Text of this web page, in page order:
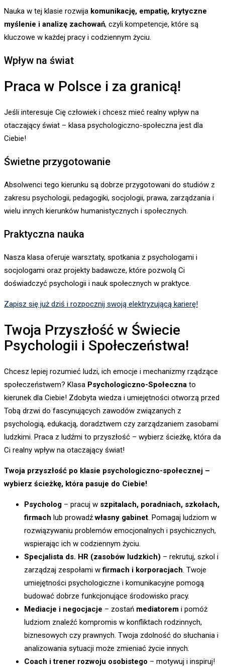
Nauka w tej klasie rozwija komunikację, empatię, krytyczne
myślenie i analizę zachowań, czyli kompetencje, które są
kluczowe w każdej pracy i codziennym życiu.
Wpływ na świat
Praca w Polsce i za granicą!
Jeśli interesuje Cię człowiek i chcesz mieć realny wpływ na
otaczający świat – klasa psychologiczno-społeczna jest dla
Ciebie!
Świetne przygotowanie
Absolwenci tego kierunku są dobrze przygotowani do studiów z
zakresu psychologii, pedagogiki, socjologii, prawa, zarządzania i
wielu innych kierunków humanistycznych i społecznych.
Praktyczna nauka
Nasza klasa oferuje warsztaty, spotkania z psychologami i
socjologami oraz projekty badawcze, które pozwolą Ci
doświadczyć psychologii i nauk społecznych w praktyce.
Zapisz się już dziś i rozpocznij swoją elektryzującą karierę!
Twoja Przyszłość w Świecie
Psychologii i Społeczeństwa!
Chcesz lepiej rozumieć ludzi, ich emocje i mechanizmy rządzące
społeczeństwem? Klasa Psychologiczno-Społeczna to
kierunek dla Ciebie! Zdobyta wiedza i umiejętności otworzą przed
Tobą drzwi do fascynujących zawodów związanych z
psychologią, edukacją, doradztwem czy zarządzaniem zasobami
ludzkimi. Praca z ludźmi to przyszłość – wybierz ścieżkę, która da
Ci realny wpływ na otaczający świat!
Twoja przyszłość po klasie psychologiczno-społecznej –
wybierz ścieżkę, która pasuje do Ciebie!
Psycholog – pracuj w szpitalach, poradniach, szkołach,
firmach lub prowadźwłasny gabinet. Pomagaj ludziom w
rozwiązywaniu problemów emocjonalnych i psychicznych,
wspierając ich w codziennym życiu.
Specjalista ds. HR (zasobów ludzkich) – rekrutuj, szkol i
zarządzaj zespołami wfirmach i korporacjach. Twoje
umiejętności psychologiczne i komunikacyjne pomogą
budować dobrze funkcjonujące środowisko pracy.
Mediacje i negocjacje – zostań mediatorem i pomóż
ludziom znaleźć kompromis w konfliktach rodzinnych,
biznesowych czy prawnych. Twoja zdolność do słuchania i
analizowania sytuacji może zmieniać życie innych.
Coach i trener rozwoju osobistego – motywuj i inspiruj!